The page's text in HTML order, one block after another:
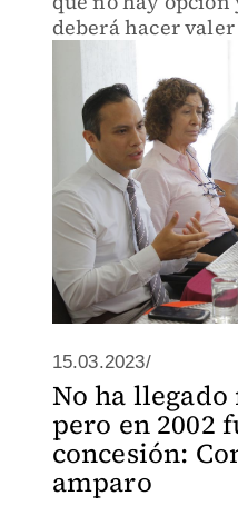
deberá hacer
15.03.2023/
No ha
pero en 2002
concesión:
amparo